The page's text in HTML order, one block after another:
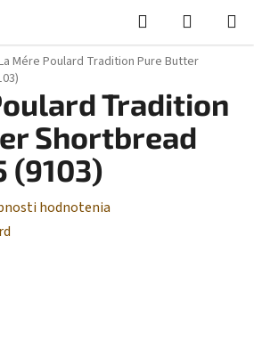
Hľadať
KOŠÍK
Mére Poulard Tradition Pure Butter
Tradition
Shortbread
(9103)
hodnotenia